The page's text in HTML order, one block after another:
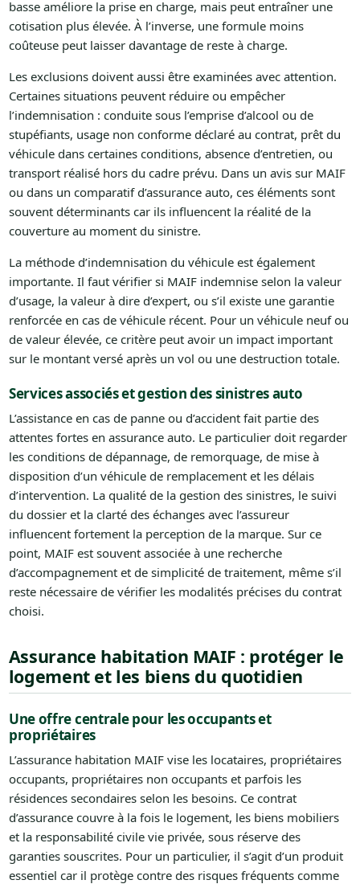
basse améliore la prise en charge, mais peut entraîner une
cotisation plus élevée. À l’inverse, une formule moins
coûteuse peut laisser davantage de reste à charge.
Les exclusions doivent aussi être examinées avec attention.
Certaines situations peuvent réduire ou empêcher
l’indemnisation : conduite sous l’emprise d’alcool ou de
stupéfiants, usage non conforme déclaré au contrat, prêt du
véhicule dans certaines conditions, absence d’entretien, ou
transport réalisé hors du cadre prévu. Dans un avis sur MAIF
ou dans un comparatif d’assurance auto, ces éléments sont
souvent déterminants car ils influencent la réalité de la
couverture au moment du sinistre.
La méthode d’indemnisation du véhicule est également
importante. Il faut vérifier si MAIF indemnise selon la valeur
d’usage, la valeur à dire d’expert, ou s’il existe une garantie
renforcée en cas de véhicule récent. Pour un véhicule neuf ou
de valeur élevée, ce critère peut avoir un impact important
sur le montant versé après un vol ou une destruction totale.
Services associés et gestion des sinistres auto
L’assistance en cas de panne ou d’accident fait partie des
attentes fortes en assurance auto. Le particulier doit regarder
les conditions de dépannage, de remorquage, de mise à
disposition d’un véhicule de remplacement et les délais
d’intervention. La qualité de la gestion des sinistres, le suivi
du dossier et la clarté des échanges avec l’assureur
influencent fortement la perception de la marque. Sur ce
point, MAIF est souvent associée à une recherche
d’accompagnement et de simplicité de traitement, même s’il
reste nécessaire de vérifier les modalités précises du contrat
choisi.
Assurance habitation MAIF : protéger le
logement et les biens du quotidien
Une offre centrale pour les occupants et
propriétaires
L’assurance habitation MAIF vise les locataires, propriétaires
occupants, propriétaires non occupants et parfois les
résidences secondaires selon les besoins. Ce contrat
d’assurance couvre à la fois le logement, les biens mobiliers
et la responsabilité civile vie privée, sous réserve des
garanties souscrites. Pour un particulier, il s’agit d’un produit
essentiel car il protège contre des risques fréquents comme